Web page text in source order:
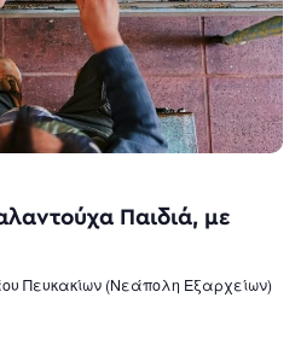
Παιδιά, με
Πευκακίων (Νεάπολη Εξαρχείων)